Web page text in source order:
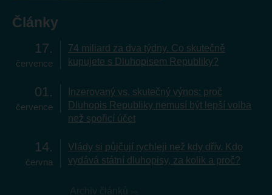
Články
17
července
74 miliard za dva týdny. Co skutečně
kupujete s Dluhopisem Republiky?
01
července
Inzerovaný vs. skutečný výnos: proč
Dluhopis Republiky nemusí být lepší volba
než spořicí účet
14
června
Vlády si půjčují rychleji než kdy dřív. Kdo
vydává státní dluhopisy, za kolik a proč?